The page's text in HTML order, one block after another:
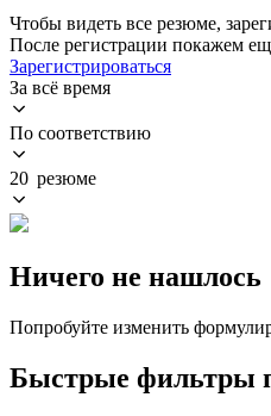
Чтобы видеть все резюме,
После регистрации покажем
Зарегистрироваться
За всё время
По соответствию
20 резюме
Ничего не нашлось
Попробуйте изменить
Быстрые фильтры